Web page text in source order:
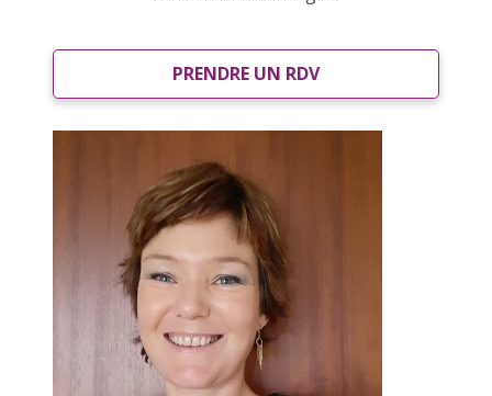
PRENDRE UN RDV